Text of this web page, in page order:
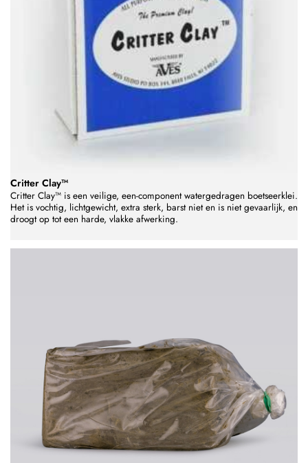
Critter Clay™
Critter Clay™ is een veilige, een-component watergedragen boetseerklei.
Het is vochtig, lichtgewicht, extra sterk, barst niet en is niet gevaarlijk, en
droogt op tot een harde, vlakke afwerking.